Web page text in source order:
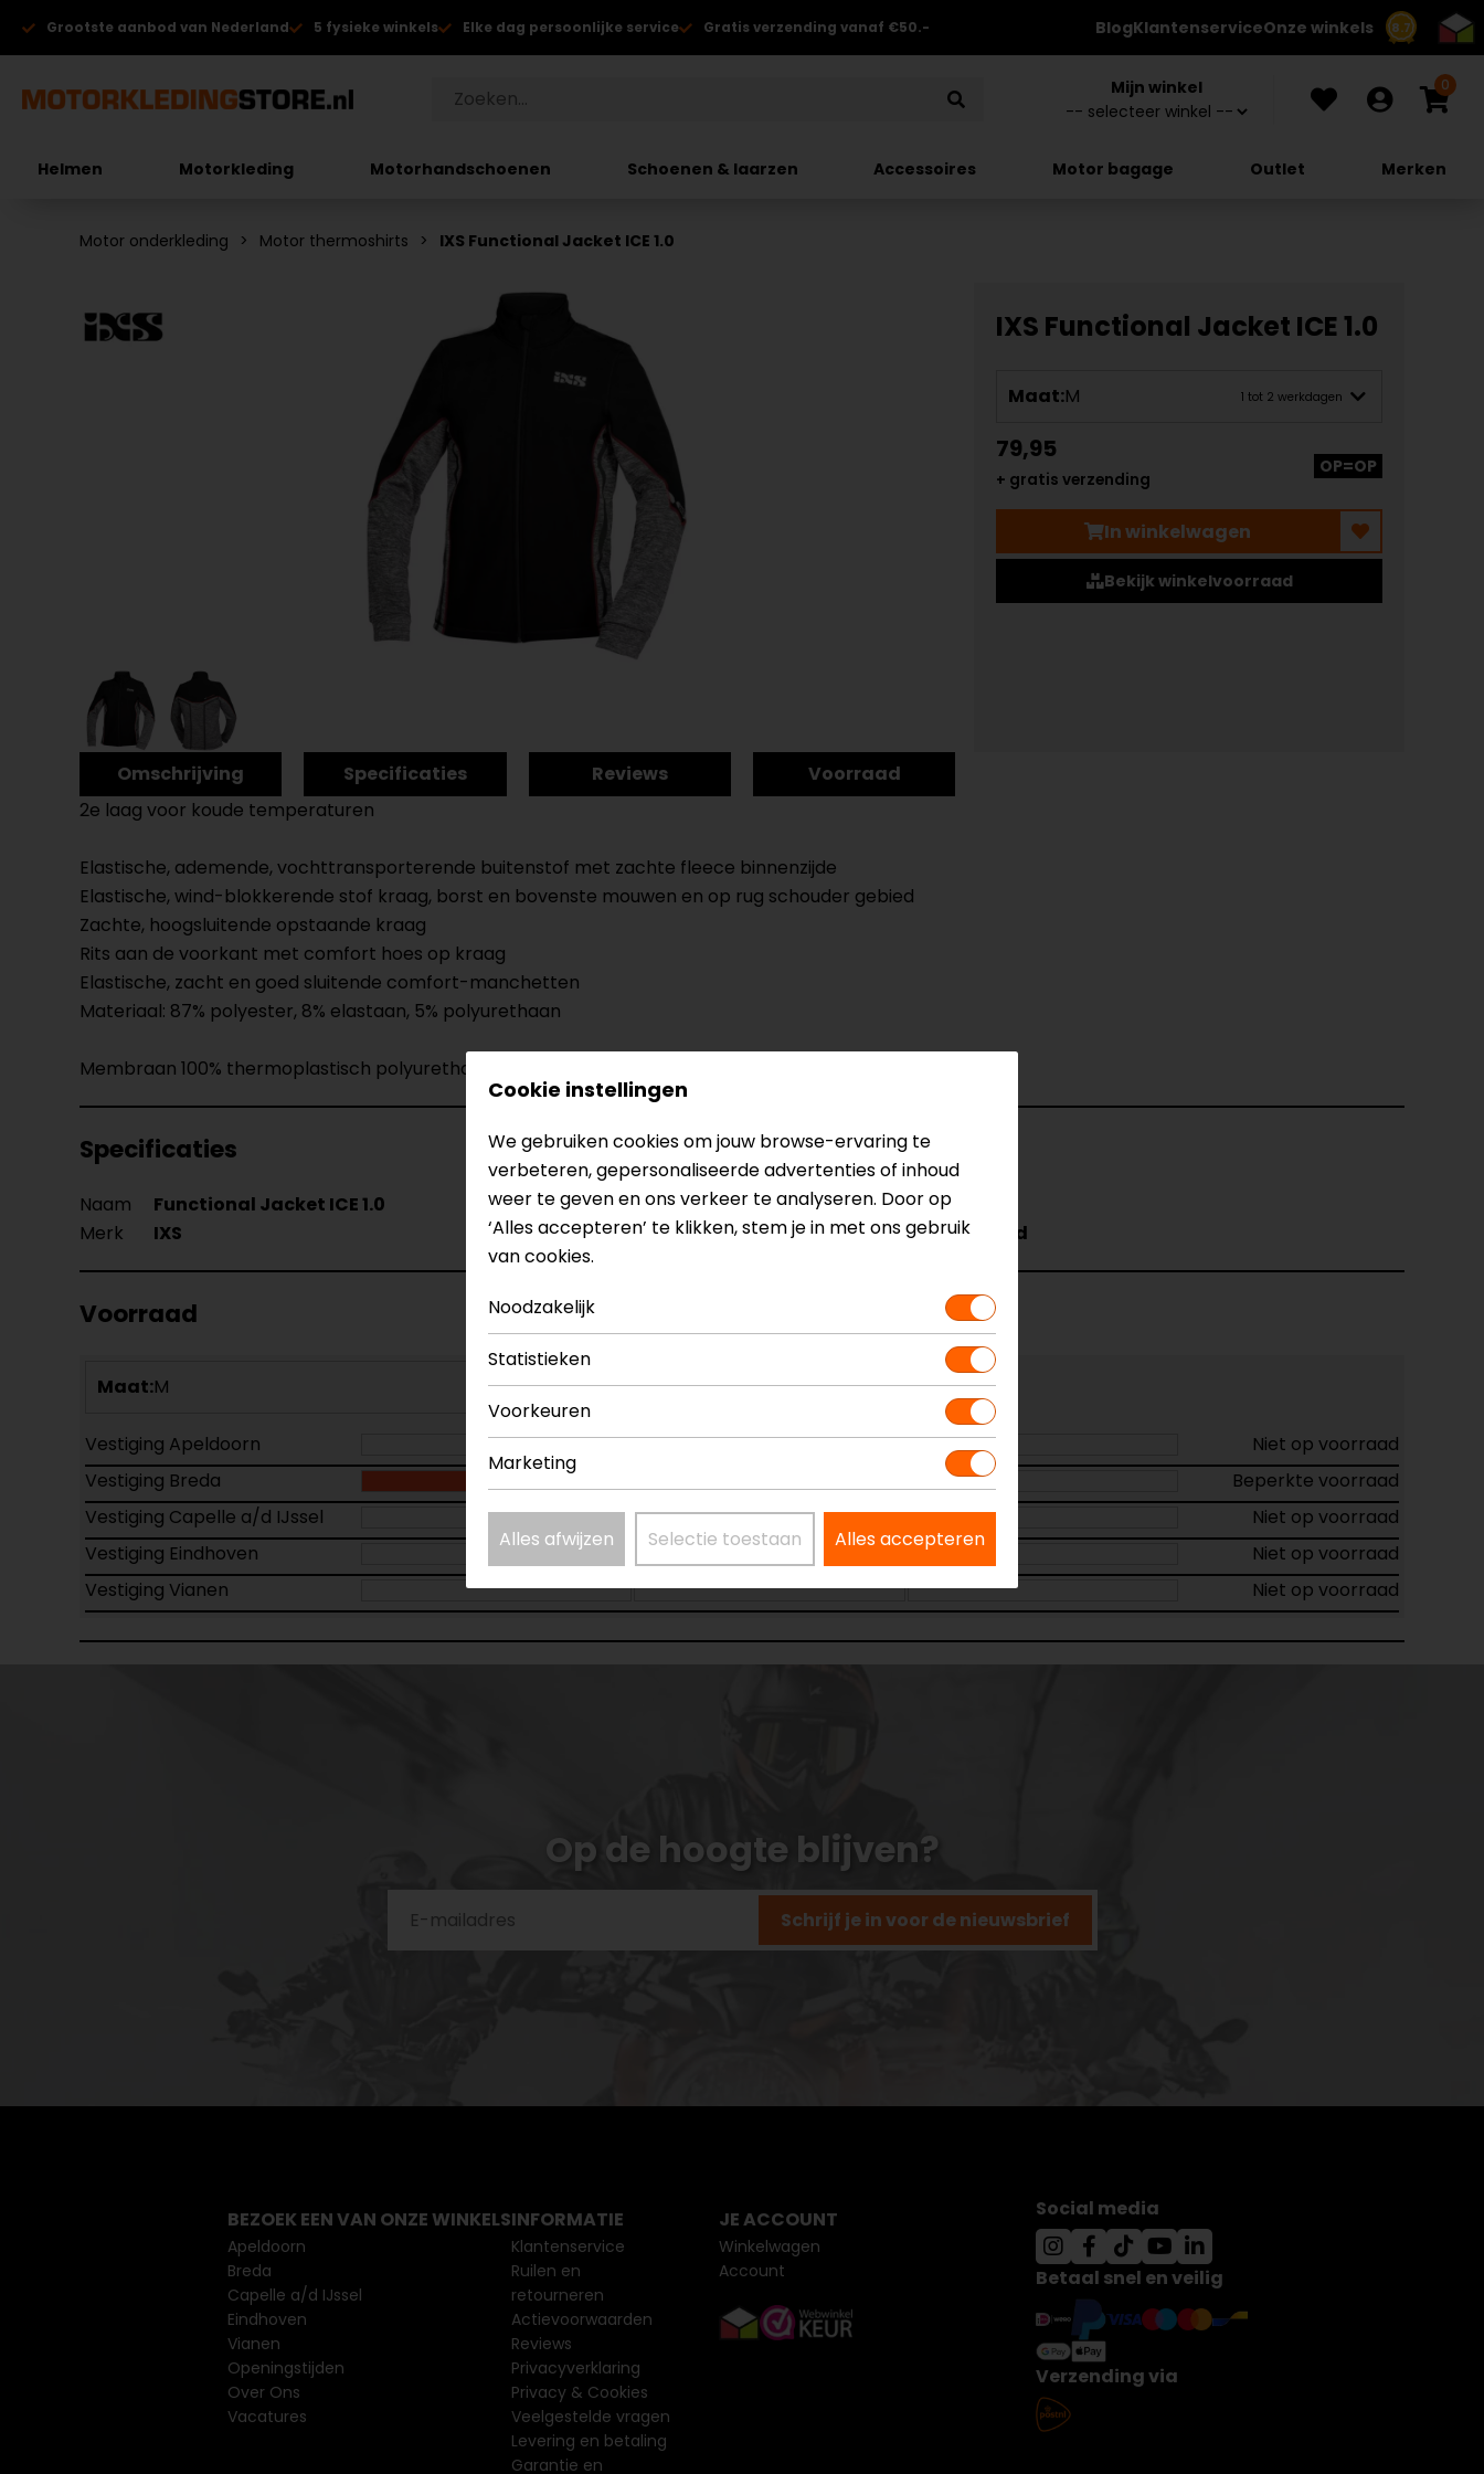
8.7
Grootste aanbod van Nederland 5 fysieke winkels Elke dag persoonlijke service Gratis verzending vanaf €50.- BlogKlantenserviceOnze winkels
Mijn winkel 0
Helmen Motorkleding Motorhandschoenen Schoenen & laarzen Accessoires Motor bagage Outlet Merken
Motor onderkleding Motor thermoshirts IXS Functional Jacket ICE 1.0
IXS Functional Jacket ICE 1.0
Maat:M 1 tot 2 werkdagen
79,95
+ gratis verzending
OP=OP
In winkelwagen
Bekijk winkelvoorraad
Omschrijving Specificaties Reviews
Voorraad
2e laag voor koude temperaturen
Elastische, ademende, vochttransporterende buitenstof met zachte fleece binnenzijde
Elastische, wind-blokkerende stof kraag, borst en bovenste mouwen en op rug schouder gebied
Zachte, hoogsluitende opstaande kraag
Rits aan de voorkant met comfort hoes op kraag
Elastische, zacht en goed sluitende comfort-manchetten
Materiaal: 87% polyester, 8% elastaan, 5% polyurethaan
Membraan 100% thermoplastisch polyurethaan gecoat
Specificaties
Naam Functional Jacket ICE 1.0 Model
X33014
Merk
IXS Kleur Zwart-Grijs-Rood
Voorraad
Maat:M
Vestiging Apeldoorn
Niet op voorraad
Vestiging Breda
Beperkte voorraad
Vestiging Capelle a/d IJssel
Niet op voorraad
Vestiging Eindhoven
Niet op voorraad
Vestiging Vianen
Niet op voorraad
Op de hoogte blijven?
Schrijf je in voor de nieuwsbrief
Cookie instellingen
We gebruiken cookies om jouw browse-ervaring te
verbeteren, gepersonaliseerde advertenties of inhoud
weer te geven en ons verkeer te analyseren. Door op
‘Alles accepteren’ te klikken, stem je in met ons gebruik
van cookies.
Noodzakelijk
Statistieken
Voorkeuren
Marketing
Alles afwijzen Selectie toestaan Alles accepteren
BEZOEK EEN VAN ONZE WINKELS
Apeldoorn
Breda
Capelle a/d IJssel
Eindhoven
Vianen
Openingstijden
Over Ons
Vacatures
INFORMATIE
Klantenservice
Ruilen en
retourneren
Actievoorwaarden
Reviews
Privacyverklaring
Privacy & Cookies
Veelgestelde vragen
Levering en betaling
Garantie en
JE ACCOUNT
Winkelwagen
Account
Social media
Betaal snel en veilig
Verzending via